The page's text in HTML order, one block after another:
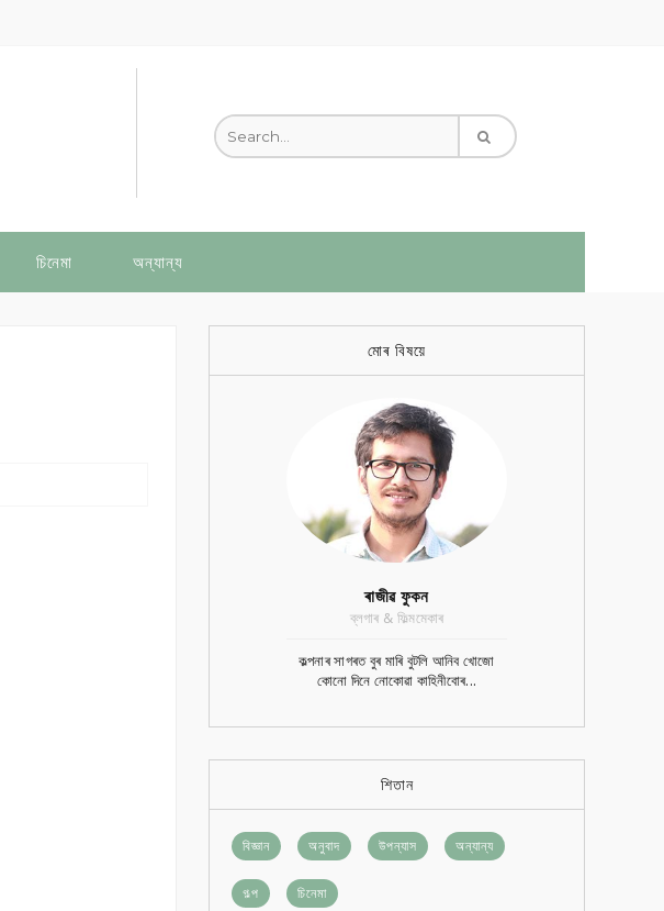
চিনেমা অন্যান্য
মোৰ বিষয়ে
ৰাজীৱ ফুকন
ব্লগাৰ & ফিল্মমেকাৰ
কল্পনাৰ সাগৰত বুৰ মাৰি বুটলি আনিব খোজো
কোনো দিনে নোকোৱা কাহিনীবোৰ...
শিতান
বিজ্ঞান অনুবাদ উপন্যাস অন্যান্য
গল্প চিনেমা